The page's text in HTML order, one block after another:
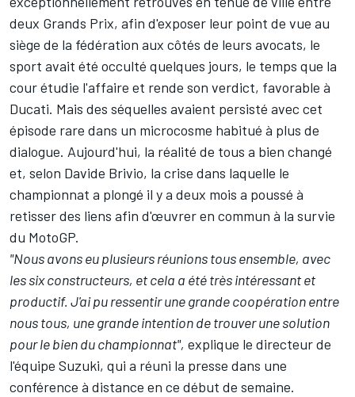
deux Grands Prix, afin d'exposer leur point de vue au
siège de la fédération aux côtés de leurs avocats, le
sport avait été occulté quelques jours, le temps que la
cour étudie l'affaire et rende son verdict, favorable à
Ducati. Mais des séquelles avaient persisté avec cet
épisode rare dans un microcosme habitué à plus de
dialogue. Aujourd'hui, la réalité de tous a bien changé
et, selon Davide Brivio, la crise dans laquelle le
championnat a plongé il y a deux mois a poussé à
retisser des liens afin d'œuvrer en commun à la survie
du MotoGP.
"Nous avons eu plusieurs réunions tous ensemble, avec
les six constructeurs, et cela a été très intéressant et
productif. J'ai pu ressentir une grande coopération entre
nous tous, une grande intention de trouver une solution
pour le bien du championnat", explique le directeur de
l'équipe Suzuki, qui a réuni la presse dans une
conférence à distance en ce début de semaine.